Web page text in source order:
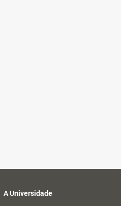
A Universidade